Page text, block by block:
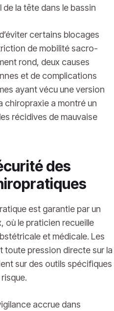
de la tête dans le bassin
certains blocages
de mobilité sacro-
rond, deux causes
et de complications
ayant vécu une version
chiropraxie a montré un
récidives de mauvaise
des
est garantie par un
où le praticien recueille
et médicale. Les
toute pression directe sur la
sur des outils spécifiques
accrue dans